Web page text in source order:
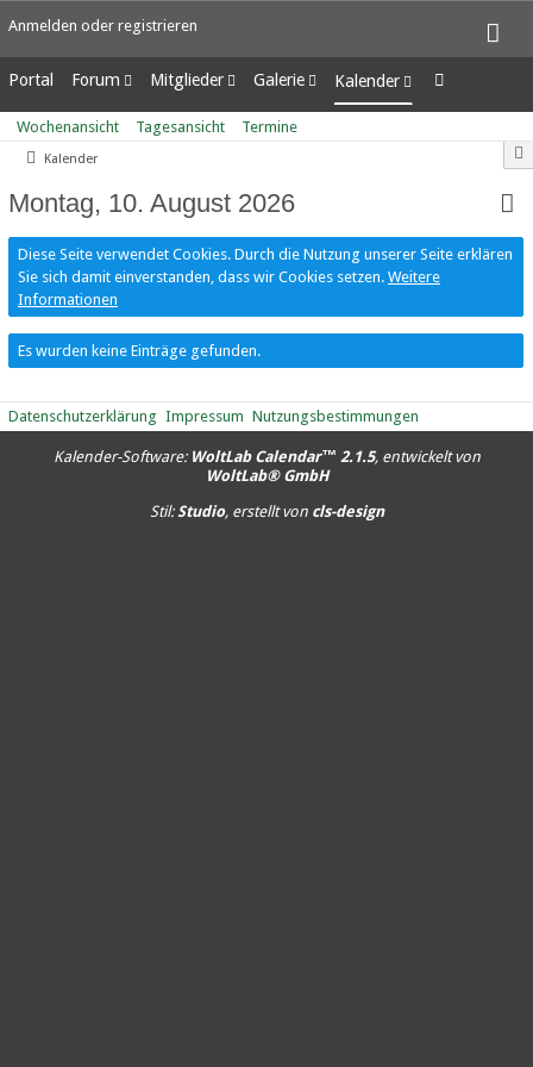
Anmelden oder registrieren
Portal Forum
Unerledigte Themen
Mitglieder
Letzte Aktivitäten
Benutzer online
Mitgliedersuche
Galerie
Alben
Bilder
Kalender
Wochenansicht
Tagesansicht
Wochenansicht Tagesansicht Termine
Kalender
Montag, 10. August 2026
Diese Seite verwendet Cookies. Durch die Nutzung unserer Seite erklären
Sie sich damit einverstanden, dass wir Cookies setzen. Weitere
Informationen
Es wurden keine Einträge gefunden.
Datenschutzerklärung Impressum Nutzungsbestimmungen
Kalender-Software: WoltLab Calendar™ 2.1.5, entwickelt von
WoltLab® GmbH
Stil:Studio, erstellt von cls-design